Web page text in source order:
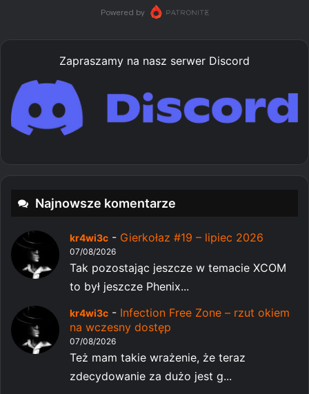
Zapraszamy na nasz serwer Discord
Najnowsze komentarze
kr4wi3c - Gierkołaz #19 – lipiec 2026
07/08/2026
Tak pozostając jeszcze w temacie XCOM
to był jeszcze Phenix...
kr4wi3c - Infection Free Zone – rzut okiem
na wczesny dostęp
07/08/2026
Też mam takie wrażenie, że teraz
zdecydowanie za dużo jest g...